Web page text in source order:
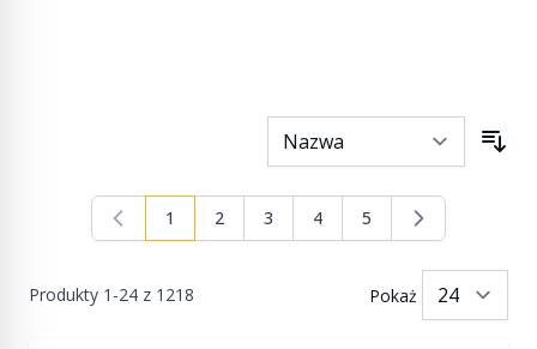
Produkty 1 -24 z 1218
Aktualnie czytasz stronę
1 Strona
2 Strona
3 Strona
4 Strona
5
Pokaż